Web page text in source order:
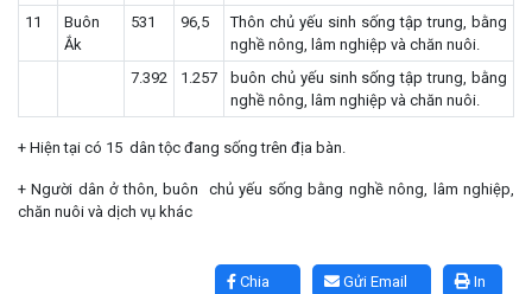
11
Buôn
Ắk
531 96,5
Thôn chủ yếu sinh sống tập trung, bằng
nghề nông, lâm nghiệp và chăn nuôi.
7.392
1.257
buôn chủ yếu sinh sống tập trung, bằng
nghề nông, lâm nghiệp và chăn nuôi.
+ Hiện tại có 15 dân tộc đang sống trên địa bàn.
+ Người dân ở thôn, buôn chủ yếu sống bằng nghề nông, lâm nghiệp,
chăn nuôi và dịch vụ khác
In
Gửi Email
Chia